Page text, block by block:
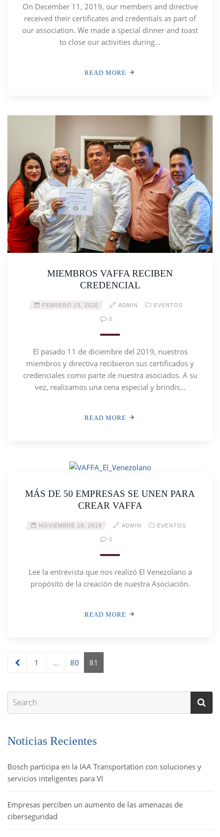
On December 11, 2019, our members and directive
received their certificates and credentials as part of
our association. We made a special dinner and toast
to close our activities during…
READ MORE
MIEMBROS VAFFA RECIBEN
CREDENCIAL
FEBRERO 13, 2020 ADMIN EVENTOS
0
El pasado 11 de diciembre del 2019, nuestros
miembros y directiva recibieron sus certificados y
credenciales como parte de nuestra asociados. A su
vez, realizamos una cena especial y brindis…
READ MORE
MÁS DE 50 EMPRESAS SE UNEN PARA
CREAR VAFFA
NOVIEMBRE 18, 2019 ADMIN EVENTOS
0
Lee la entrevista que nos realizó El Venezolano a
propósito de la creación de nuestra Asociación.
READ MORE
1 … 80 81
Noticias Recientes
Bosch participa en la IAA Transportation con soluciones y
servicios inteligentes para VI
Empresas perciben un aumento de las amenazas de
ciberseguridad